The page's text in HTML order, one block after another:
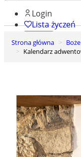
Login
Lista życzeń
0
Koszyk
Strona główna
Kalendarz